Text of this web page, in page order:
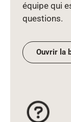
équipe qui
questions.
Ouvrir la